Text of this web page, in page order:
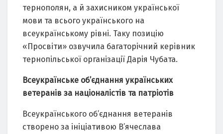
тернополян, а й захисником української
мови та всього українського на
всеукраїнському рівні. Таку позицію
«Просвіти» озвучила багаторічний керівник
тернопільської організації Дарія Чубата.
Всеукраїнське об’єднання українських
ветеранів за націоналістів та патріотів
Всеукраїнського об’єднання ветеранів
створено за ініціативою В’ячеслава